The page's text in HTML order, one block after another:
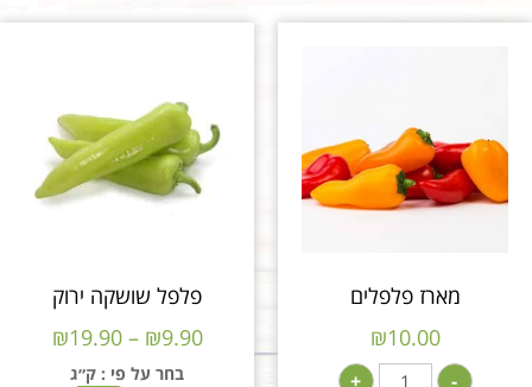
מארז פלפלים
₪10.00
-
+
פלפל שושקה ירוק
₪9.90
–
₪19.90
בחר על פי : ק״ג